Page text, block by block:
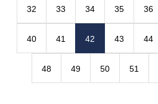
32 33 34 35 36
40 41 42 43 44
48 49 50 51